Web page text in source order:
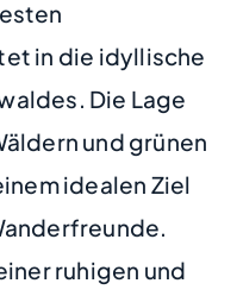
in die idyllische
Die Lage
und grünen
idealen Ziel
ruhigen und